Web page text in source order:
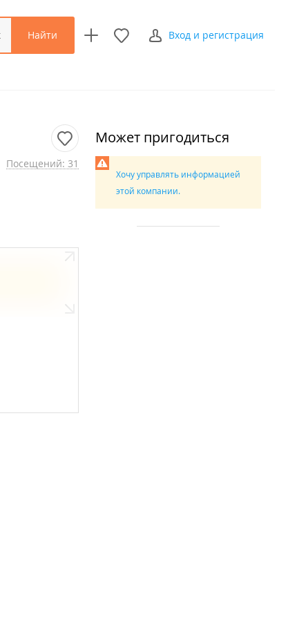
Найти Вход и регистрация
Посещений: 31
Может пригодиться
Хочу управлять информацией
этой компании.